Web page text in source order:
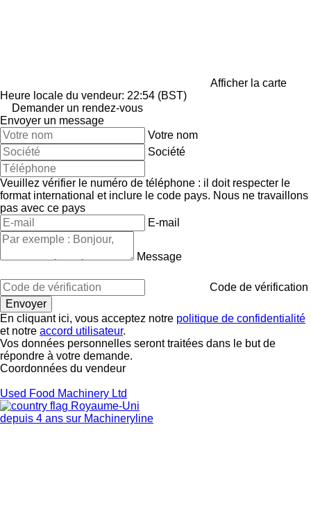
Afficher la carte
Heure locale du vendeur: 22:54 (BST)
Demander un rendez-vous
Envoyer un message
Votre nom
Société
Veuillez vérifier le numéro de téléphone : il doit respecter le
format international et inclure le code pays. Nous ne travaillons
pas avec ce pays
E-mail
Message
Code de vérification
En cliquant ici, vous acceptez notre politique de confidentialité
et notre accord utilisateur.
Vos données personnelles seront traitées dans le but de
répondre à votre demande.
Coordonnées du vendeur
Used Food Machinery Ltd
Royaume-Uni
depuis 4 ans sur Machineryline